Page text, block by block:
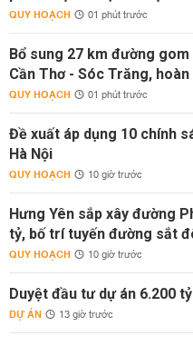
QUY HOẠCH 01 phút trước
Bổ sung 27 km đường
Cần Thơ - Sóc Trăng,
QUY HOẠCH 01 phút trước
Đề xuất áp dụng 10 chính
Hà Nội
QUY HOẠCH 10 giờ trước
Hưng Yên sắp xây đường
tỷ, bố trí tuyến đường sắt
QUY HOẠCH 10 giờ trước
Duyệt đầu tư dự án 6.200
DỰ ÁN 13 giờ trước